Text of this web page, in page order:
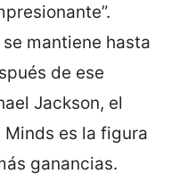
mantiene hasta
de ese
Jackson, el
es la figura
ganancias.